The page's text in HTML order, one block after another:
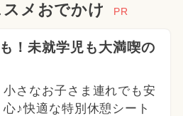
メおでかけ PR
！未就学児も大満喫の
小さなお子さま連れでも安
心♪快適な特別休憩シート